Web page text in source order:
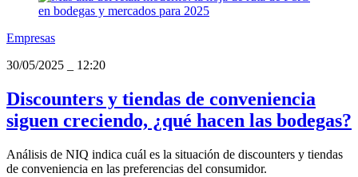
Empresas
30/05/2025
12:20
Discounters y tiendas de conveniencia
siguen creciendo, ¿qué hacen las bodegas?
Análisis de NIQ indica cuál es la situación de discounters y tiendas
de conveniencia en las preferencias del consumidor.